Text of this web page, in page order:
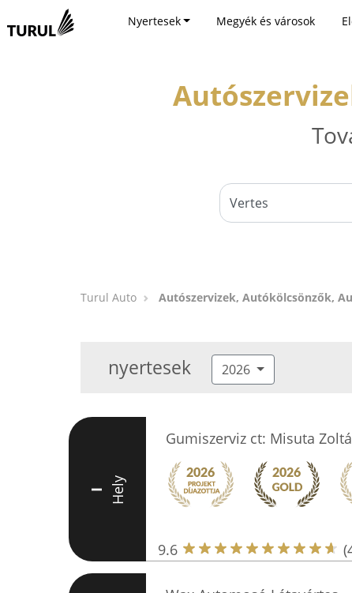
Nyertesek Megyék és városok
Turul Auto Autószervizek, Autókölcsönzők,
nyertesek 2026
I Hely
Gumiszerviz ct: Misuta
9.6